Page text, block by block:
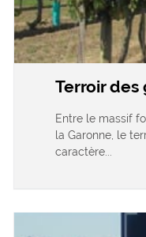
Terroir des
Entre le massif
la Garonne, le
caractère...